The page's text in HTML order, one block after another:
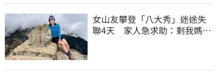
女山友攀登「八大秀」迷途失
聯4天 家人急求助：剩我媽還